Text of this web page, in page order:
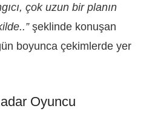
çok uzun bir planın
şeklinde konuşan
boyunca çekimlerde yer
Oyuncu